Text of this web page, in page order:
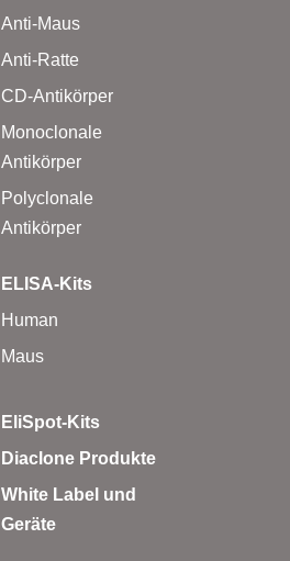
Anti-Maus
Anti-Ratte
CD-Antikörper
Monoclonale
Antikörper
Polyclonale
Antikörper
ELISA-Kits
Human
Maus
EliSpot-Kits
Diaclone Produkte
White Label und
Geräte